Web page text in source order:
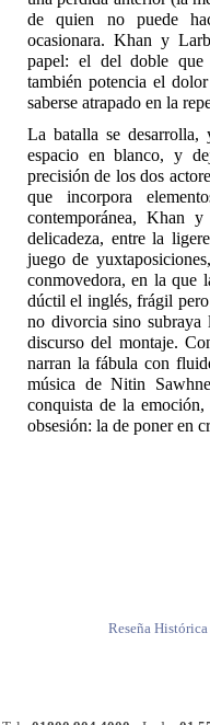
de quien no puede
ocasionara. Khan y
papel: el del doble que
también potencia el
saberse atrapado en la
La batalla se desarrolla,
espacio en blanco, y
precisión de los dos
que incorpora
contemporánea, Khan
delicadeza, entre la
juego de
conmovedora, en la que
dúctil el inglés, frágil
no divorcia sino subraya
discurso del montaje.
narran la fábula con
música de Nitin
conquista de la
obsesión: la de poner en
Reseña